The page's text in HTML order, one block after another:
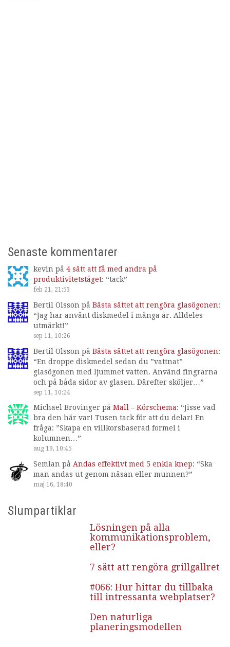
Senaste kommentarer
kevin på 4 sätt att få med andra på
produktivitetståget: “tack”
feb 21, 21:53
Bertil Olsson på Bästa sättet att rengöra glasögonen:
“Jag har använt diskmedel i många år. Alldeles
utmärkt!”
sep 11, 10:26
Bertil Olsson på Bästa sättet att rengöra glasögonen:
“En droppe diskmedel sedan du ”vattnat”
glasögonen med ljummet vatten. Använd fingrarna
och på båda sidor av glasen. Därefter sköljer… ”
sep 11, 10:24
Michael Brovinger på Mall – Körschema: “Jisse vad
bra den här var! Tusen tack för att du delar! En
fråga: ”Skapa en villkorsbaserad formel i
kolumnen…”
aug 19, 10:45
Semlan på Andas effektivt med 5 enkla knep: “Ska
man andas ut genom näsan eller munnen?”
maj 16, 18:40
Slumpartiklar
Lösningen på alla
kommunikationsproblem,
eller?
7 sätt att rengöra grillgallret
#066: Hur hittar du tillbaka
till intressanta webplatser?
Den naturliga
planeringsmodellen